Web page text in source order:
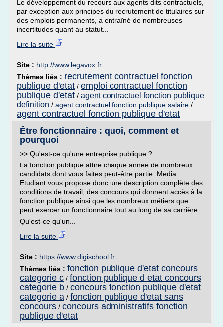
Le développement du recours aux agents dits contractuels,
par exception aux principes du recrutement de titulaires sur
des emplois permanents, a entraîné de nombreuses
incertitudes quant au statut...
Lire la suite
Site : http://www.legavox.fr
Thèmes liés : recrutement contractuel fonction
publique d'etat / emploi contractuel fonction
publique d'etat / agent contractuel fonction publique
definition / agent contractuel fonction publique salaire /
agent contractuel fonction publique d'etat
Être fonctionnaire : quoi, comment et
pourquoi
>> Qu'est-ce qu'une entreprise publique ?
La fonction publique attire chaque année de nombreux
candidats dont vous faites peut-être partie. Media
Etudiant vous propose donc une description complète des
conditions de travail, des concours qui donnent accès à la
fonction publique ainsi que les nombreux métiers que
peut exercer un fonctionnaire tout au long de sa carrière.
Qu'est-ce qu'un...
Lire la suite
Site : https://www.digischool.fr
Thèmes liés : fonction publique d'etat concours
categorie c / fonction publique d etat concours
categorie b / concours fonction publique d'etat
categorie a / fonction publique d'etat sans
concours / concours administratifs fonction
publique d'etat